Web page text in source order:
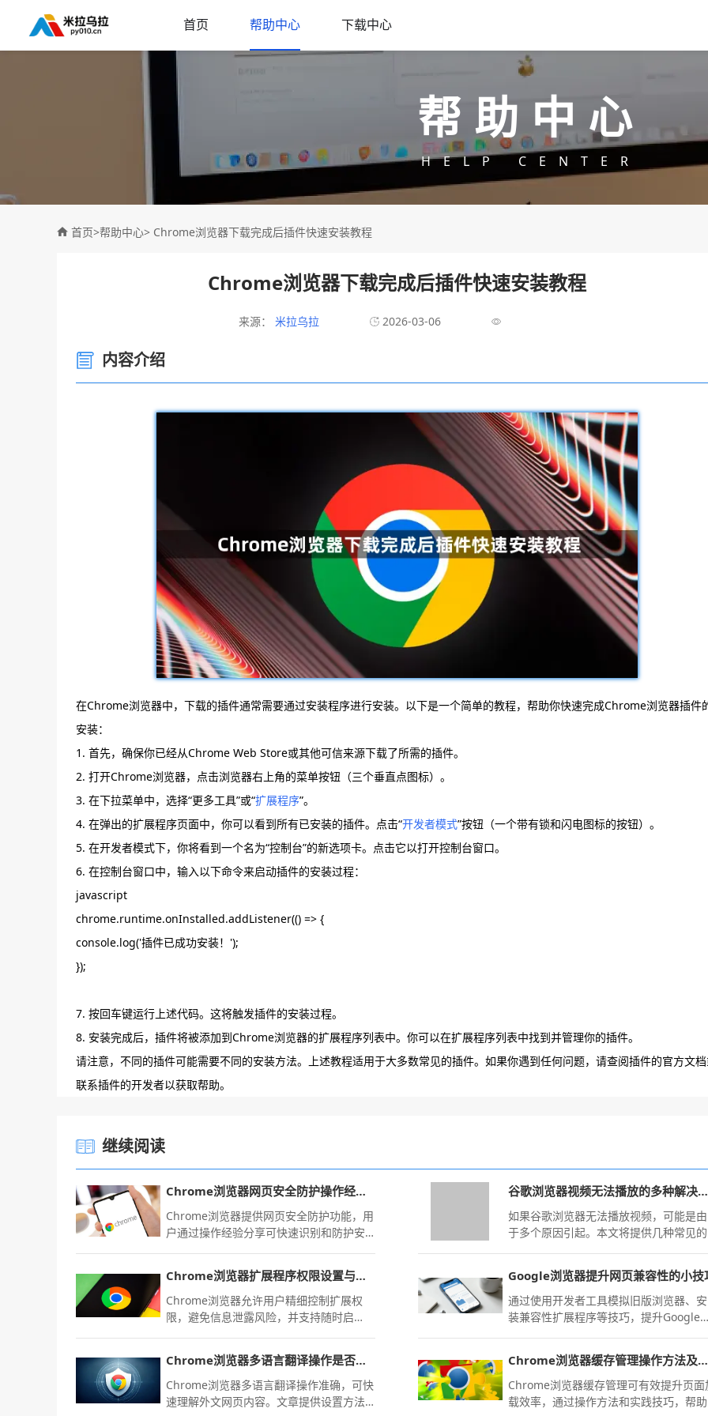
首页 帮助中心 下载中心
帮助中心
HELP CENTER
首页>帮助中心> Chrome浏览器下载完成后插件快速安装教程
Chrome浏览器下载完成后插件快速安装教程
来源： 米拉乌拉 2026-03-06
内容介绍
在Chrome浏览器中，下载的插件通常需要通过安装程序进行安装。以下是一个简单的教程，帮助你快速完成Chrome浏览器插件
安装：
1. 首先，确保你已经从Chrome Web Store或其他可信来源下载了所需的插件。
2. 打开Chrome浏览器，点击浏览器右上角的菜单按钮（三个垂直点图标）。
3. 在下拉菜单中，选择“更多工具”或“扩展程序”。
4. 在弹出的扩展程序页面中，你可以看到所有已安装的插件。点击“开发者模式”按钮（一个带有锁和闪电图标的按钮）。
5. 在开发者模式下，你将看到一个名为“控制台”的新选项卡。点击它以打开控制台窗口。
6. 在控制台窗口中，输入以下命令来启动插件的安装过程：
javascript
chrome.runtime.onInstalled.addListener(() => {
console.log('插件已成功安装！');
});
7. 按回车键运行上述代码。这将触发插件的安装过程。
8. 安装完成后，插件将被添加到Chrome浏览器的扩展程序列表中。你可以在扩展程序列表中找到并管理你的插件。
请注意，不同的插件可能需要不同的安装方法。上述教程适用于大多数常见的插件。如果你遇到任何问题，请查阅插件的官方文
联系插件的开发者以获取帮助。
继续阅读
Chrome浏览器网页安全防护操作经验分享
Chrome浏览器提供网页安全防护功能，用
户通过操作经验分享可快速识别和防护安
谷歌浏览器视频无法播放的多种解决方法
如果谷歌浏览器无法播放视频，可能是由
于多个原因引起。本文将提供几种常见的
Chrome浏览器扩展程序权限设置与管理全面解析
Chrome浏览器允许用户精细控制扩展权
限，避免信息泄露风险，并支持随时启
Google浏览器提升网页兼容性的小技
通过使用开发者工具模拟旧版浏览器、安
装兼容性扩展程序等技巧，提升Google
Chrome浏览器多语言翻译操作是否准确
Chrome浏览器多语言翻译操作准确，可快
速理解外文网页内容。文章提供设置方法
Chrome浏览器缓存管理操作方法及实践技巧
Chrome浏览器缓存管理可有效提升页面
载效率，通过操作方法和实践技巧，帮助